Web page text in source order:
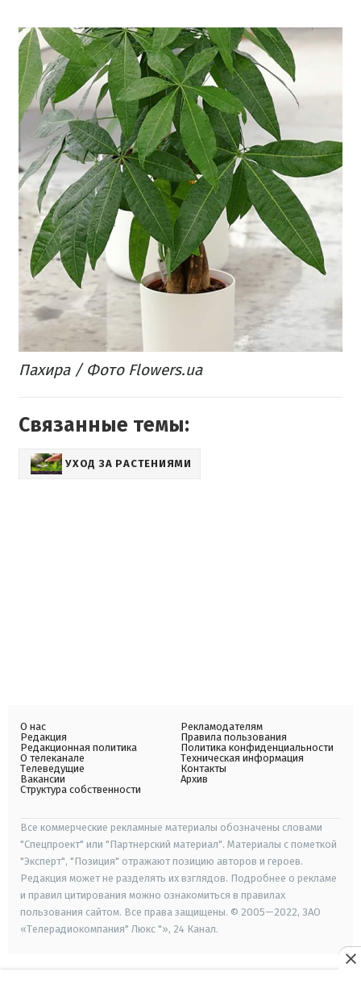
Пахира / Фото Flowers.ua
Связанные темы:
УХОД ЗА РАСТЕНИЯМИ
О нас
Редакция
Редакционная политика
О телеканале
Телеведущие
Вакансии
Структура собственности
Рекламодателям
Правила пользования
Политика конфиденциальности
Техническая информация
Контакты
Архив
Все коммерческие рекламные материалы обозначены словами
"Спецпроект" или "Партнерский материал". Материалы с пометкой
"Эксперт", "Позиция" отражают позицию авторов и героев.
Редакция может не разделять их взглядов. Подробнее о рекламе
и правил цитирования можно ознакомиться в правилах
пользования сайтом. Все права защищены. © 2005—2022, ЗАО
«Телерадиокомпания" Люкс "», 24 Канал.